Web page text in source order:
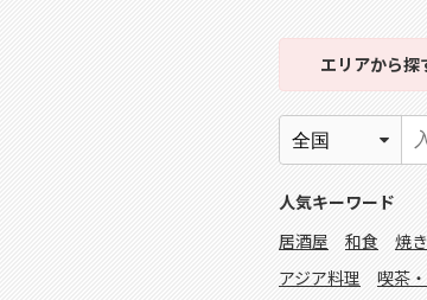
エリアから探
人気キーワード
居酒屋
和食 焼
アジア料理
喫茶